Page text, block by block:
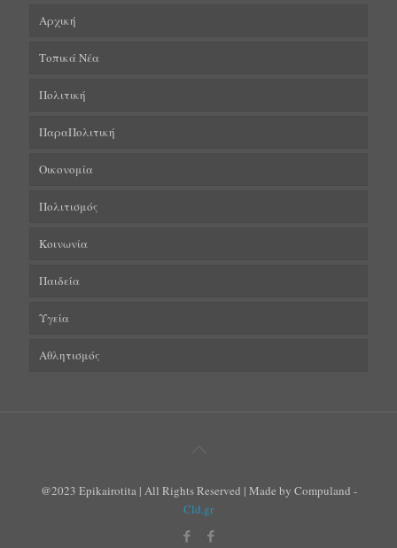
Αρχική
Τοπικά Νέα
Πολιτική
ΠαραΠολιτική
Οικονομία
Πολιτισμός
Κοινωνία
Παιδεία
Υγεία
Αθλητισμός
@2023 Epikairotita | All Rights Reserved | Made by Compuland -
Cld.gr